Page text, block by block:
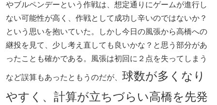
やブルペンデーという作戦は、想定通りにゲームが進行し
ない可能性が高く、作戦として成功し辛いのではないか？
という思いを抱いていた。しかし今日の風張から高橋への
継投を見て、少し考え直しても良いかな？と思う部分があ
ったことも確かである。風張は初回に２点を失ってしまう
など誤算もあったともうのだが、 球数が多くなり
やすく、計算が立ちづらい高橋を先発